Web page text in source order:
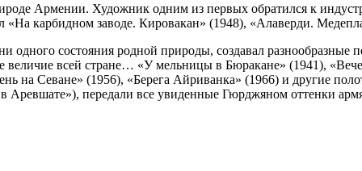
Армении. Художник одним из первых обратился к
«На карбидном заводе. Кировакан» (1948), «Алаверди.
одного состояния родной природы, создавал
всей стране… «У мельницы в Бюракане» (1941),
на Севане» (1956), «Берега Айриванка» (1966) и другие
Аревшате»), передали все увиденные Гюрджяном оттенки